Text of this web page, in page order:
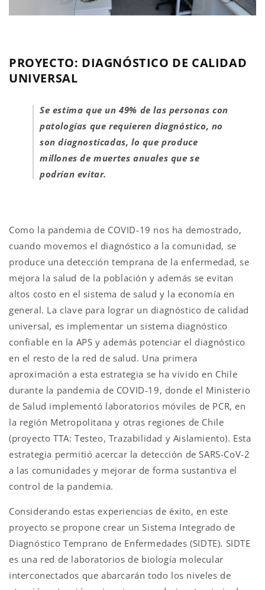
PROYECTO: DIAGNÓSTICO DE CALIDAD
UNIVERSAL
Se estima que un 49% de las personas con
patologías que requieren diagnóstico, no
son diagnosticadas, lo que produce
millones de muertes anuales que se
podrían evitar.
Como la pandemia de COVID-19 nos ha demostrado,
cuando movemos el diagnóstico a la comunidad, se
produce una detección temprana de la enfermedad, se
mejora la salud de la población y además se evitan
altos costo en el sistema de salud y la economía en
general. La clave para lograr un diagnóstico de calidad
universal, es implementar un sistema diagnóstico
confiable en la APS y además potenciar el diagnóstico
en el resto de la red de salud. Una primera
aproximación a esta estrategia se ha vivido en Chile
durante la pandemia de COVID-19, donde el Ministerio
de Salud implementó laboratorios móviles de PCR, en
la región Metropolitana y otras regiones de Chile
(proyecto TTA: Testeo, Trazabilidad y Aislamiento). Esta
estrategia permitió acercar la detección de SARS-CoV-2
a las comunidades y mejorar de forma sustantiva el
control de la pandemia.
Considerando estas experiencias de éxito, en este
proyecto se propone crear un Sistema Integrado de
Diagnóstico Temprano de Enfermedades (SIDTE). SIDTE
es una red de laboratorios de biología molecular
interconectados que abarcarán todo los niveles de